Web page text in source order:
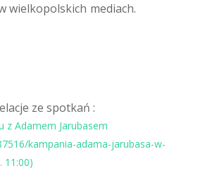
w wielkopolskich mediach.
ze spotkań :
z Adamem Jarubasem
kampania-adama-jarubasa-w-
11:00)